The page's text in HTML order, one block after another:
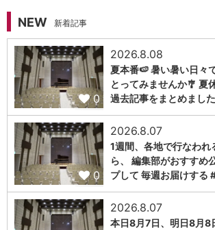
NEW 新着記事
0
2026.8.08
夏本番🍉 暑い暑い日々
とってみませんか🎐 夏
過去記事をまとめまし
0
2026.8.07
1週間、各地で行なわれ
ら、 編集部がおすすめ
プして 毎週お届けする
2026.8.07
本日8月7日、明日8月8